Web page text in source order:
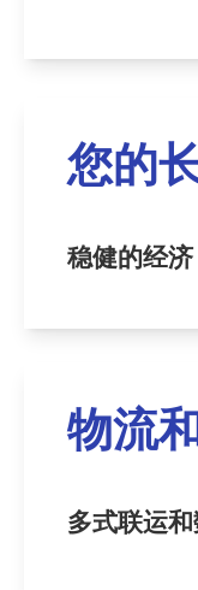
您的
稳健的经
物流
多式联运